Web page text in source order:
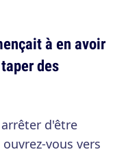
à en avoir
des
d'être
vous vers